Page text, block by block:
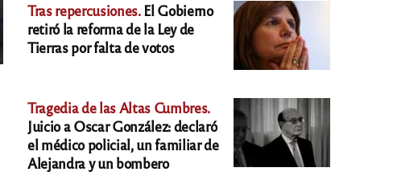
Tras repercusiones.El Gobierno
retiró la reforma de la Ley de
Tierras por falta de votos
Tragedia de las Altas Cumbres.
Juicio a Oscar González: declaró
el médico policial, un familiar de
Alejandra y un bombero